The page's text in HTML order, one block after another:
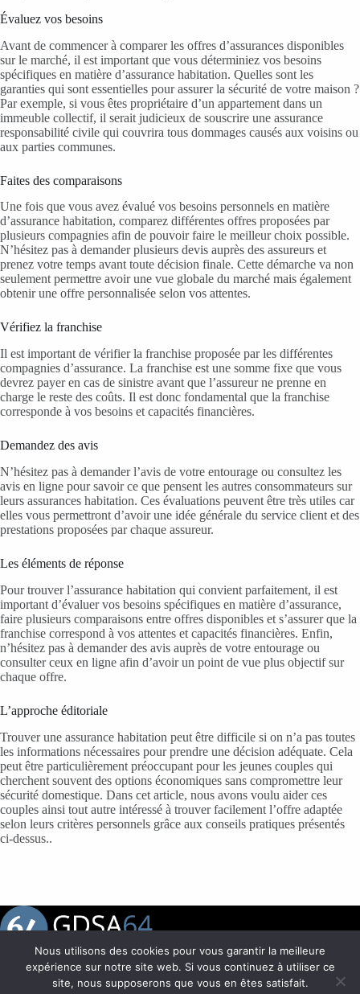
Évaluez vos besoins
Avant de commencer à comparer les offres d’assurances disponibles
sur le marché, il est important que vous déterminiez vos besoins
spécifiques en matière d’assurance habitation. Quelles sont les
garanties qui sont essentielles pour assurer la sécurité de votre maison ?
Par exemple, si vous êtes propriétaire d’un appartement dans un
immeuble collectif, il serait judicieux de souscrire une assurance
responsabilité civile qui couvrira tous dommages causés aux voisins ou
aux parties communes.
Faites des comparaisons
Une fois que vous avez évalué vos besoins personnels en matière
d’assurance habitation, comparez différentes offres proposées par
plusieurs compagnies afin de pouvoir faire le meilleur choix possible.
N’hésitez pas à demander plusieurs devis auprès des assureurs et
prenez votre temps avant toute décision finale. Cette démarche va non
seulement permettre avoir une vue globale du marché mais également
obtenir une offre personnalisée selon vos attentes.
Vérifiez la franchise
Il est important de vérifier la franchise proposée par les différentes
compagnies d’assurance. La franchise est une somme fixe que vous
devrez payer en cas de sinistre avant que l’assureur ne prenne en
charge le reste des coûts. Il est donc fondamental que la franchise
corresponde à vos besoins et capacités financières.
Demandez des avis
N’hésitez pas à demander l’avis de votre entourage ou consultez les
avis en ligne pour savoir ce que pensent les autres consommateurs sur
leurs assurances habitation. Ces évaluations peuvent être très utiles car
elles vous permettront d’avoir une idée générale du service client et des
prestations proposées par chaque assureur.
Les éléments de réponse
Pour trouver l’assurance habitation qui convient parfaitement, il est
important d’évaluer vos besoins spécifiques en matière d’assurance,
faire plusieurs comparaisons entre offres disponibles et s’assurer que la
franchise correspond à vos attentes et capacités financières. Enfin,
n’hésitez pas à demander des avis auprès de votre entourage ou
consulter ceux en ligne afin d’avoir un point de vue plus objectif sur
chaque offre.
L’approche éditoriale
Trouver une assurance habitation peut être difficile si on n’a pas toutes
les informations nécessaires pour prendre une décision adéquate. Cela
peut être particulièrement préoccupant pour les jeunes couples qui
cherchent souvent des options économiques sans compromettre leur
sécurité domestique. Dans cet article, nous avons voulu aider ces
couples ainsi tout autre intéressé à trouver facilement l’offre adaptée
selon leurs critères personnels grâce aux conseils pratiques présentés
ci-dessus..
Nous utilisons des cookies pour vous garantir la meilleure
expérience sur notre site web. Si vous continuez à utiliser ce
site, nous supposerons que vous en êtes satisfait.